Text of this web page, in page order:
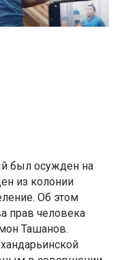
был осужден на
из колонии
Об этом
прав человека
Ташанов.